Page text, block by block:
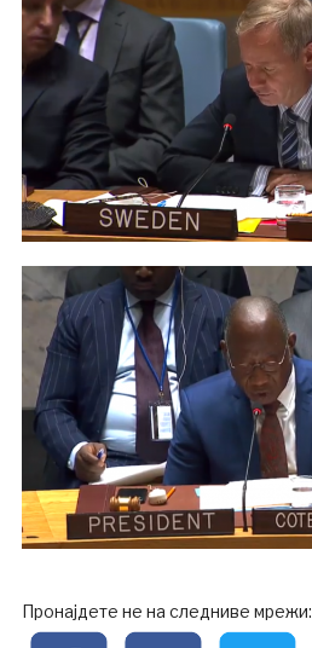
Пронајдете не на следниве мрежи: